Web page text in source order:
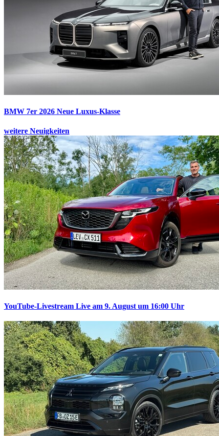
BMW 7er 2026 Neue Luxus-Klasse
weitere Neuigkeiten
YouTube-Livestream Live am 9. August um 16:00 Uhr